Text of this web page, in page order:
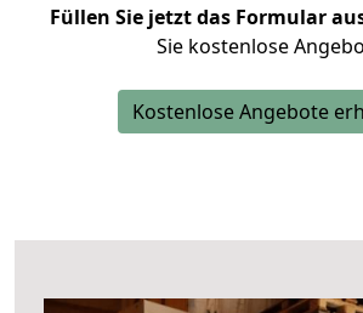
Füllen Sie jetzt das Formular
Sie kostenlose
Kostenlose Angebote